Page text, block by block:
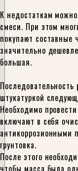
К недостаткам
смеси. При этом
покупают составные
значительно
большая.
штукатуркой
Необходимо
включают в себя
антикоррозионными
грунтовка.
После этого
чтобы масса была